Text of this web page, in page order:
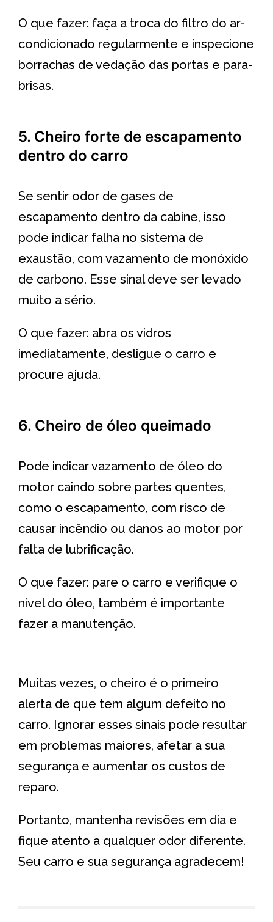
O que fazer: faça a troca do filtro do ar-
condicionado regularmente e inspecione
borrachas de vedação das portas e para-
brisas.
5. Cheiro forte de escapamento
dentro do carro
Se sentir odor de gases de
escapamento dentro da cabine, isso
pode indicar falha no sistema de
exaustão, com vazamento de monóxido
de carbono. Esse sinal deve ser levado
muito a sério.
O que fazer: abra os vidros
imediatamente, desligue o carro e
procure ajuda.
6. Cheiro de óleo queimado
Pode indicar vazamento de óleo do
motor caindo sobre partes quentes,
como o escapamento, com risco de
causar incêndio ou danos ao motor por
falta de lubrificação.
O que fazer: pare o carro e verifique o
nível do óleo, também é importante
fazer a manutenção.
Muitas vezes, o cheiro é o primeiro
alerta de que tem algum defeito no
carro. Ignorar esses sinais pode resultar
em problemas maiores, afetar a sua
segurança e aumentar os custos de
reparo.
Portanto, mantenha revisões em dia e
fique atento a qualquer odor diferente.
Seu carro e sua segurança agradecem!